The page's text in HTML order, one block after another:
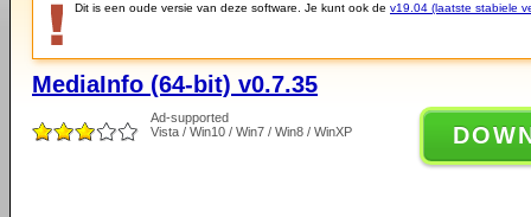
Dit is een oude versie van deze software. Je kunt ook de v19.04 (laatste stabiele
MediaInfo (64-bit) v0.7.35
Ad-supported
Vista / Win10 / Win7 / Win8 / WinXP